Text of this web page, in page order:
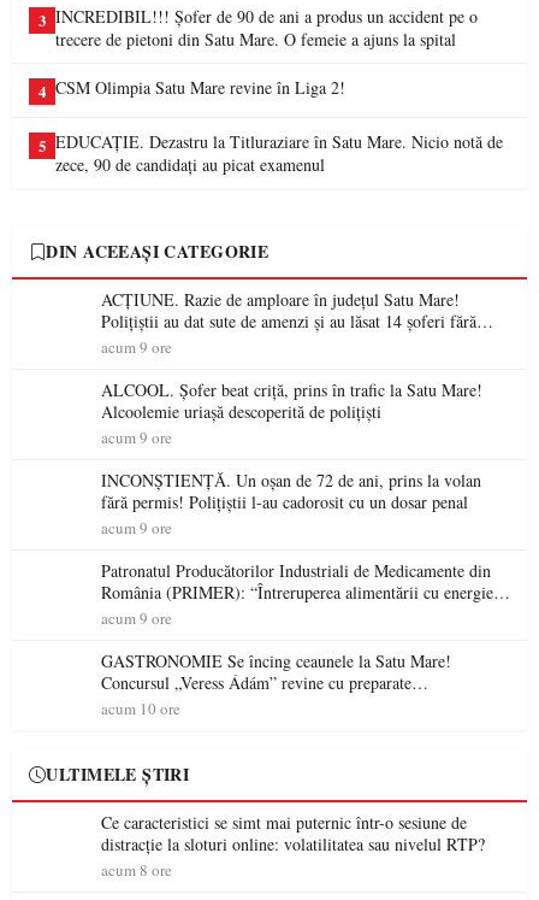
3 INCREDIBIL!!! Șofer de 90 de ani a produs un accident pe o
trecere de pietoni din Satu Mare. O femeie a ajuns la spital
4 CSM Olimpia Satu Mare revine în Liga 2!
5 EDUCAȚIE. Dezastru la Titluraziare în Satu Mare. Nicio notă de
zece, 90 de candidați au picat examenul
DIN ACEEAȘI CATEGORIE
ACȚIUNE. Razie de amploare în județul Satu Mare!
Polițiștii au dat sute de amenzi și au lăsat 14 șoferi fără
permis într-o singură zi
acum 9 ore
ALCOOL. Șofer beat criță, prins în trafic la Satu Mare!
Alcoolemie uriașă descoperită de polițiști
acum 9 ore
INCONȘTIENȚĂ. Un oșan de 72 de ani, prins la volan
fără permis! Polițiștii l-au cadorosit cu un dosar penal
acum 9 ore
Patronatul Producătorilor Industriali de Medicamente din
România (PRIMER): “Întreruperea alimentării cu energie
electrică a fabricilor de medicamente va pune în pericol
acum 9 ore
GASTRONOMIE Se încing ceaunele la Satu Mare!
Concursul „Veress Ádám” revine cu preparate
spectaculoase, premii și un jurat de renume
acum 10 ore
ULTIMELE ȘTIRI
Ce caracteristici se simt mai puternic într-o sesiune de
distracție la sloturi online: volatilitatea sau nivelul RTP?
acum 8 ore